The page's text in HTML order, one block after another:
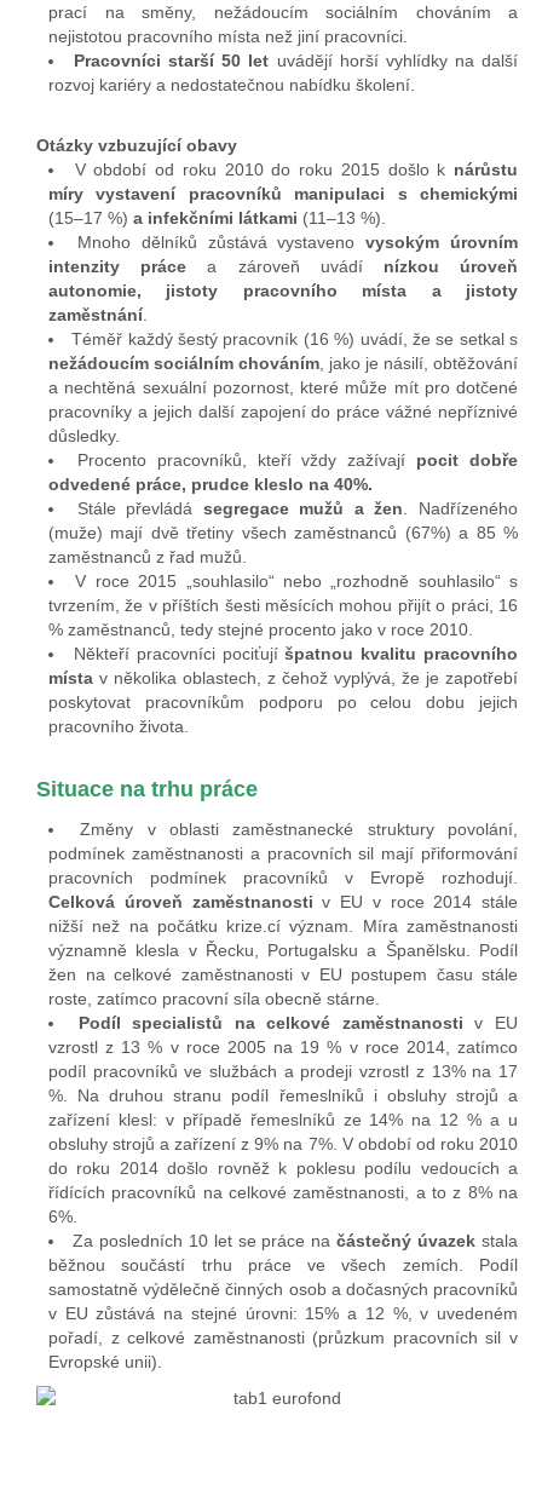
prací na směny, nežádoucím sociálním chováním a
nejistotou pracovního místa než jiní pracovníci.
Pracovníci starší 50 let uvádějí horší vyhlídky na další
rozvoj kariéry a nedostatečnou nabídku školení.
Otázky vzbuzující obavy
V období od roku 2010 do roku 2015 došlo k nárůstu
míry vystavení pracovníků manipulaci s chemickými
(15–17 %) a infekčními látkami (11–13 %).
Mnoho dělníků zůstává vystavenovysokým úrovním
intenzity práce a zároveň uvádínízkou úroveň
autonomie, jistoty pracovního místa a jistoty
zaměstnání.
Téměř každý šestý pracovník (16 %) uvádí, že se setkal s
nežádoucím sociálním chováním , jako je násilí, obtěžování
a nechtěná sexuální pozornost, které může mít pro dotčené
pracovníky a jejich další zapojení do práce vážné nepříznivé
důsledky.
Procento pracovníků, kteří vždy zažívají pocit dobře
odvedené práce, prudce kleslo na 40%.
Stále převládá segregace mužů a žen . Nadřízeného
(muže) mají dvě třetiny všech zaměstnanců (67%) a 85 %
zaměstnanců z řad mužů.
V roce 2015 „souhlasilo“ nebo „rozhodně souhlasilo“ s
tvrzením, že v příštích šesti měsících mohou přijít o práci, 16
% zaměstnanců, tedy stejné procento jako v roce 2010.
Někteří pracovníci pociťujíšpatnou kvalitu pracovního
místa v několika oblastech, z čehož vyplývá, že je zapotřebí
poskytovat pracovníkům podporu po celou dobu jejich
pracovního života.
Situace na trhu práce
Změny v oblasti zaměstnanecké struktury povolání,
podmínek zaměstnanosti a pracovních sil mají přiformování
pracovních podmínek pracovníků v Evropě rozhodují.
Celková úroveň zaměstnanosti v EU v roce 2014 stále
nižší než na počátku krize.cí význam. Míra zaměstnanosti
významně klesla v Řecku, Portugalsku a Španělsku. Podíl
žen na celkové zaměstnanosti v EU postupem času stále
roste, zatímco pracovní síla obecně stárne.
Podíl specialistů na celkové zaměstnanosti v EU
vzrostl z 13 % v roce 2005 na 19 % v roce 2014, zatímco
podíl pracovníků ve službách a prodeji vzrostl z 13% na 17
%. Na druhou stranu podíl řemeslníků i obsluhy strojů a
zařízení klesl: v případě řemeslníků ze 14% na 12 % a u
obsluhy strojů a zařízení z 9% na 7%. V období od roku 2010
do roku 2014 došlo rovněž k poklesu podílu vedoucích a
řídících pracovníků na celkové zaměstnanosti, a to z 8% na
6%.
Za posledních 10 let se práce načástečný úvazek stala
běžnou součástí trhu práce ve všech zemích. Podíl
samostatně výdělečně činných osob a dočasných pracovníků
v EU zůstává na stejné úrovni: 15% a 12 %, v uvedeném
pořadí, z celkové zaměstnanosti (průzkum pracovních sil v
Evropské unii).